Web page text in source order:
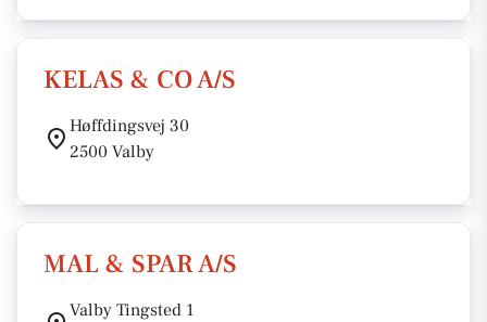
KELAS & CO A/S
Høffdingsvej 30
2500 Valby
MAL & SPAR A/S
Valby Tingsted 1